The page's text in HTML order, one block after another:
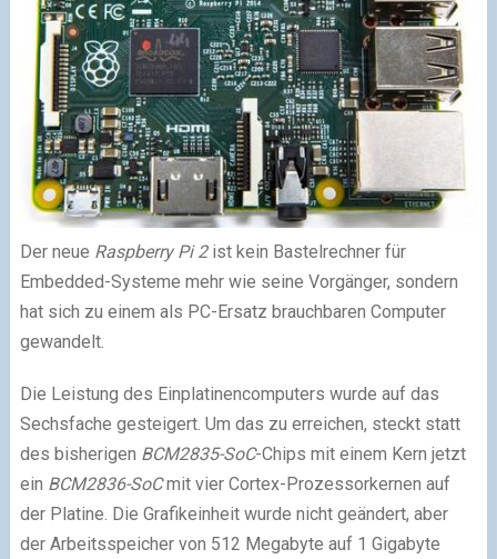
Der neue Raspberry Pi 2ist kein Bastelrechner für
Embedded-Systeme mehr wie seine Vorgänger, sondern
hat sich zu einem als PC-Ersatz brauchbaren Computer
gewandelt.
Die Leistung des Einplatinencomputers wurde auf das
Sechsfache gesteigert. Um das zu erreichen, steckt statt
des bisherigen BCM2835-SoC-Chips mit einem Kern jetzt
ein BCM2836-SoCmit vier Cortex-Prozessorkernen auf
der Platine. Die Grafikeinheit wurde nicht geändert, aber
der Arbeitsspeicher von 512 Megabyte auf 1 Gigabyte